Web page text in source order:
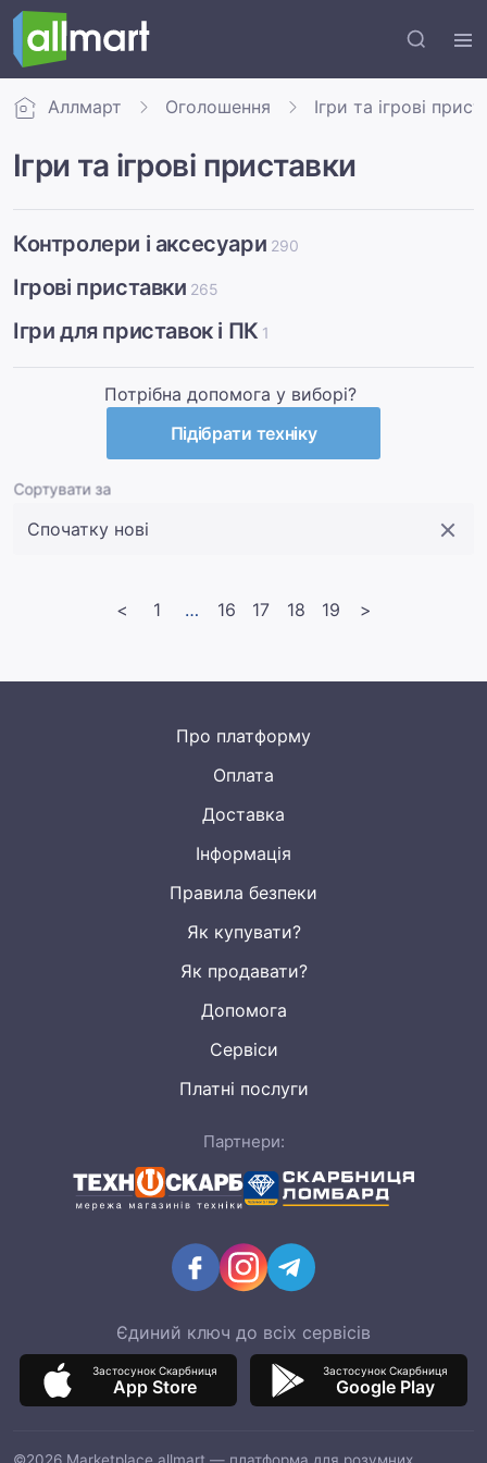
Аллмарт Оголошення Ігри та ігрові
Ігри та ігрові приставки
Контролери і аксесуари 290
Ігрові приставки 265
Ігри для приставок і ПК 1
Потрібна допомога у виборі?
Підібрати техніку
Сортувати за
< 1 << 16 17 18 19 >
Про платформу
Оплата
Доставка
Інформація
Правила безпеки
Як купувати?
Як продавати?
Допомога
Сервіси
Платні послуги
Партнери:
Єдиний ключ до всіх сервісів
Застосунок Скарбниця
App Store
Застосунок Скарбниця
Google Play